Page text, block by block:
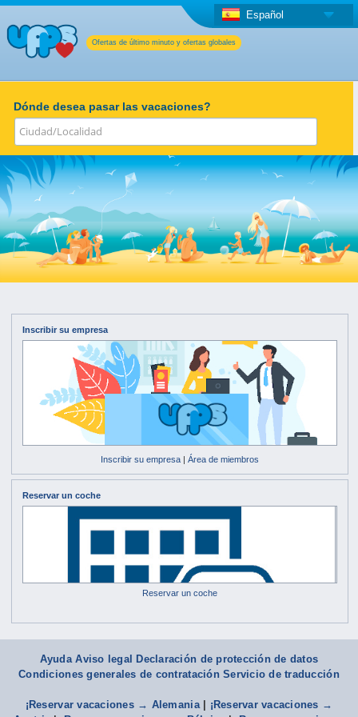
Ofertas de último minuto y ofertas globales
Español
Dónde desea pasar las vacaciones?
Inscribir su empresa
Inscribir su empresa| Área de miembros
Reservar un coche
Reservar un coche
Ayuda Aviso legal Declaración de protección de datos
Condiciones generales de contratación Servicio de traducción
¡Reservar vacaciones → Alemania| ¡Reservar vacaciones →